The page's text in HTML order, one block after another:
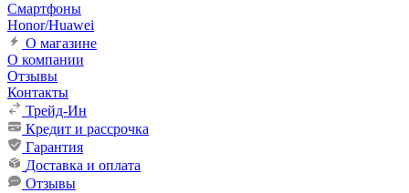
Смартфоны
Honor/Huawei
О магазине
О компании
Отзывы
Контакты
Трейд-Ин
Кредит и рассрочка
Гарантия
Доставка и оплата
Отзывы